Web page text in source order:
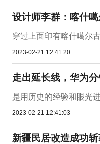
设计师李群：喀什
穿过上面印有喀什噶尔
2023-02-21 12:41:20
走出延长线，华为
是用历史的经验和眼光
2023-02-21 12:41:03
新疆民居改造成功